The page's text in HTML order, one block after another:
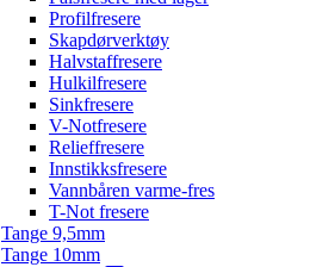
Profilfresere
Skapdørverktøy
Halvstaffresere
Hulkilfresere
Sinkfresere
V-Notfresere
Relieffresere
Innstikksfresere
Vannbåren varme-fres
T-Not fresere
Tange 9,5mm
Tange 10mm